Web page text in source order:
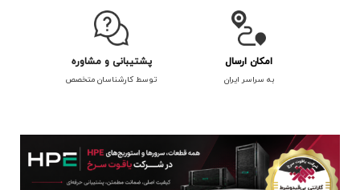
امکان ارسال
به سراسر ایران
پشتیبانی و مشاوره
توسط کارشناسان متخصص